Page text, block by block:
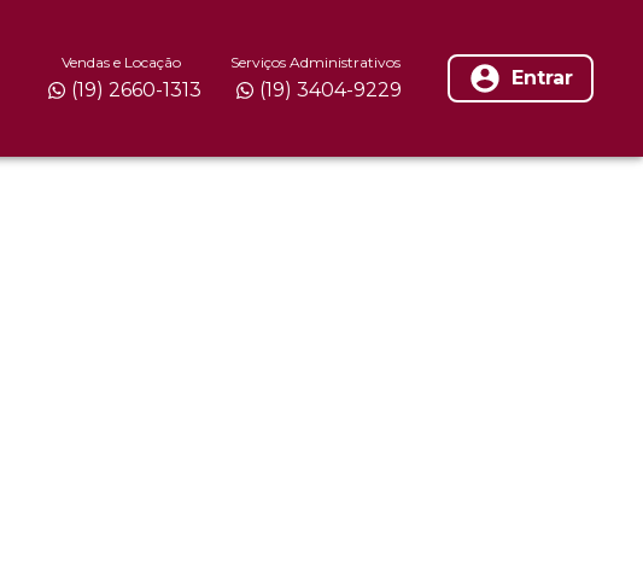
Vendas e Locação
(19) 2660-1313
Serviços Administrativos
(19) 3404-9229 Entrar